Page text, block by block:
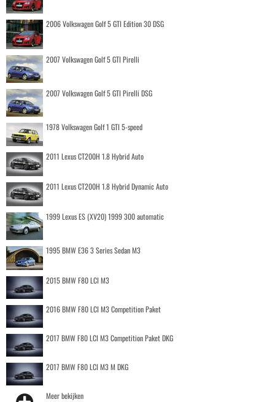
2006 Volkswagen Golf 5 GTI Edition 30 DSG
2007 Volkswagen Golf 5 GTI Pirelli
2007 Volkswagen Golf 5 GTI Pirelli DSG
1978 Volkswagen Golf 1 GTI 5-speed
2011 Lexus CT200H 1.8 Hybrid Auto
2011 Lexus CT200H 1.8 Hybrid Dynamic Auto
1999 Lexus ES (XV20) 1999 300 automatic
1995 BMW E36 3 Series Sedan M3
2015 BMW F80 LCI M3
2016 BMW F80 LCI M3 Competition Paket
2017 BMW F80 LCI M3 Competition Paket DKG
2017 BMW F80 LCI M3 M DKG
Meer bekijken